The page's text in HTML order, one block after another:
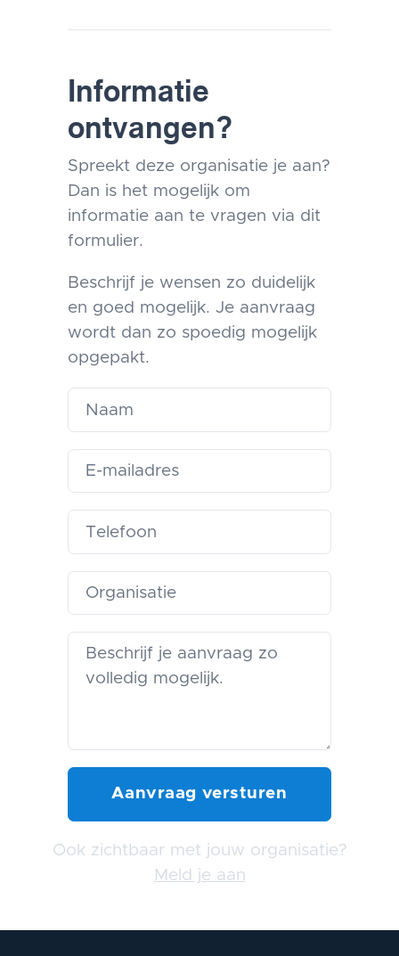
Informatie
ontvangen?
Spreekt deze organisatie je aan?
Dan is het mogelijk om
informatie aan te vragen via dit
formulier.
Beschrijf je wensen zo duidelijk
en goed mogelijk. Je aanvraag
wordt dan zo spoedig mogelijk
opgepakt.
Ook zichtbaar met jouw organisatie?
Meld je aan